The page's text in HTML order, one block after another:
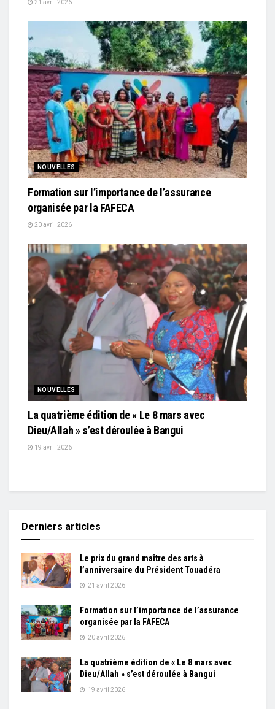
21 avril 2026
NOUVELLES
Formation sur l’importance de l’assurance
organisée par la FAFECA
20 avril 2026
NOUVELLES
La quatrième édition de « Le 8 mars avec
Dieu/Allah » s’est déroulée à Bangui
19 avril 2026
Derniers articles
Le prix du grand maître des arts à
l’anniversaire du Président Touadéra
21 avril 2026
Formation sur l’importance de l’assurance
organisée par la FAFECA
20 avril 2026
La quatrième édition de « Le 8 mars avec
Dieu/Allah » s’est déroulée à Bangui
19 avril 2026